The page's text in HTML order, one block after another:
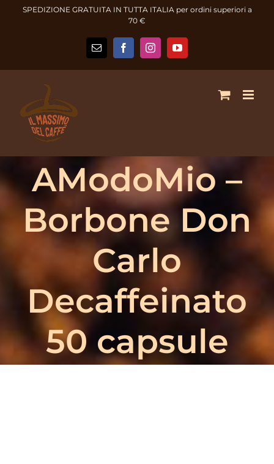
SPEDIZIONE GRATUITA IN TUTTA ITALIA per ordini superiori a
70 €
Email FacebookInstagramYouTube
AModoMio –
Borbone Don
Carlo
Decaffeinato
50 capsule